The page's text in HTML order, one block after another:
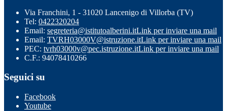
Via Franchini, 1 - 31020 Lancenigo di Villorba (TV)
Tel: 0422320204
Email: segreteria@istitutoalberini.itLink per inviare una mail
Email: TVRH03000V@istruzione.itLink per inviare una mail
PEC: tvrh03000v@pec.istruzione.itLink per inviare una mail
C.F.: 94078410266
Seguici su
Facebook
Youtube